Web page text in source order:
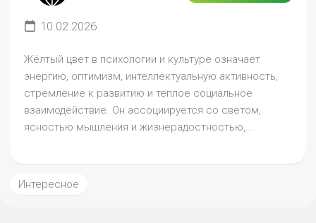
10.02.2026
Жёлтый цвет в психологии и культуре означает
энергию, оптимизм, интеллектуальную активность,
стремление к развитию и теплое социальное
взаимодействие. Он ассоциируется со светом,
ясностью мышления и жизнерадостностью,...
Интересное